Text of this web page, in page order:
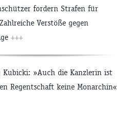
fordern Strafen für
Verstöße gegen
+++
Kubicki: »Auch die Kanzlerin ist
Regentschaft keine Monarchin«